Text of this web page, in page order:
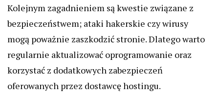
Kolejnym zagadnieniem są kwestie związane z
bezpieczeństwem; ataki hakerskie czy wirusy
mogą poważnie zaszkodzić stronie. Dlatego warto
regularnie aktualizować oprogramowanie oraz
korzystać z dodatkowych zabezpieczeń
oferowanych przez dostawcę hostingu.